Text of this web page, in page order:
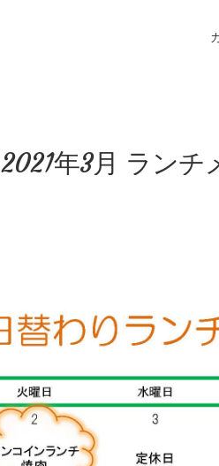
2021年3月 ランチ